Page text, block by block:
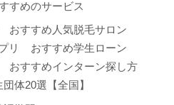
すめのサービス
おすすめ人気脱毛サロン
リ
おすすめ学生ローン
おすすめインターン探し方
体20選【全国】